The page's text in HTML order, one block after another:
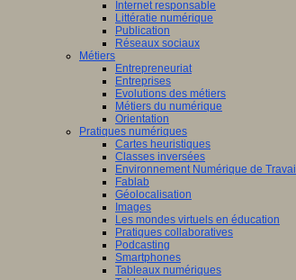
Internet responsable
Littératie numérique
Publication
Réseaux sociaux
Métiers
Entrepreneuriat
Entreprises
Evolutions des métiers
Métiers du numérique
Orientation
Pratiques numériques
Cartes heuristiques
Classes inversées
Environnement Numérique de Travail
Fablab
Géolocalisation
Images
Les mondes virtuels en éducation
Pratiques collaboratives
Podcasting
Smartphones
Tableaux numériques